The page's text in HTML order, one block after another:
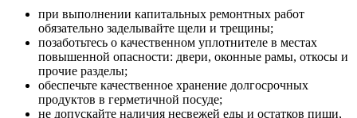
при выполнении капитальных ремонтных работ
обязательно заделывайте щели и трещины;
позаботьтесь о качественном уплотнителе в местах
повышенной опасности: двери, оконные рамы, откосы и
прочие разделы;
обеспечьте качественное хранение долгосрочных
продуктов в герметичной посуде;
не допускайте наличия несвежей еды и остатков пищи,